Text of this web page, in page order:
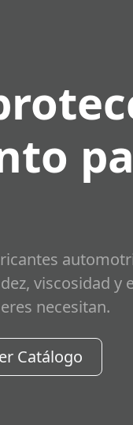
viscosidad y
necesitan.
Catálogo